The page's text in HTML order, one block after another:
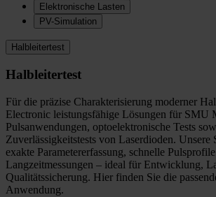
Elektronische Lasten
PV-Simulation
Halbleitertest
Halbleitertest
Für die präzise Charakterisierung moderner
Electronic leistungsfähige Lösungen für SMU
Pulsanwendungen, optoelektronische Tests
Zuverlässigkeitstests von Laserdioden. Unsere
exakte Parametererfassung, schnelle
Langzeitmessungen – ideal für Entwicklung,
Qualitätssicherung. Hier finden Sie die
Anwendung.